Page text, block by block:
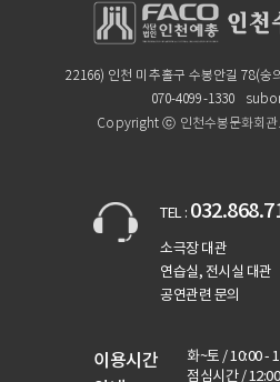
22166) 인천 미추홀구 수봉안길 78(숭
070-4099-1330
Copyright ⓒ 인천수봉문화회
TEL :
소극장 대관
연습실, 전시실 대관
공연관련 문의
이용시간
화~토 / 10:00 -
점심시간 /